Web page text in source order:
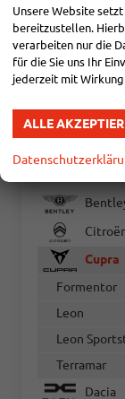
ENTDECKEN
Unser Team steht
helfen, das
Mit unserer
Cupra
Formentor
Leon
Leon
Terramar
Dacia
Unsere Website
bereitzustellen.
verarbeiten nur die
für die Sie uns Ihr
jederzeit mit
ALLE